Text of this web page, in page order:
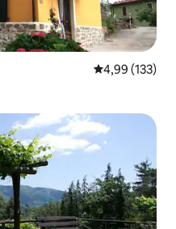
Средна
4,99 (133)